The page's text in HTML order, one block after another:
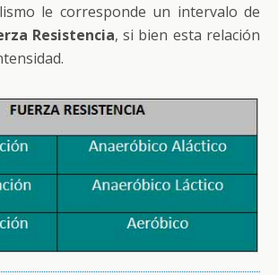
le corresponde un intervalo de
Resistencia, si bien esta relación